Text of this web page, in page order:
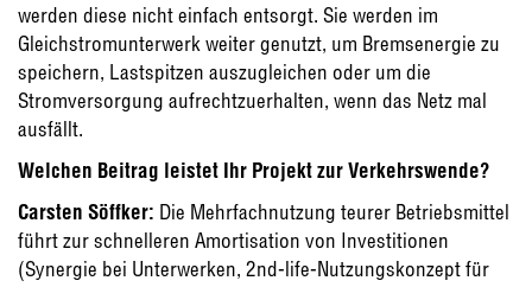
werden diese nicht einfach entsorgt. Sie werden im
Gleichstromunterwerk weiter genutzt, um Bremsenergie zu
speichern, Lastspitzen auszugleichen oder um die
Stromversorgung aufrechtzuerhalten, wenn das Netz mal
ausfällt.
Welchen Beitrag leistet Ihr Projekt zur Verkehrswende?
Carsten Söffker: Die Mehrfachnutzung teurer Betriebsmittel
führt zur schnelleren Amortisation von Investitionen
(Synergie bei Unterwerken, 2nd-life-Nutzungskonzept für